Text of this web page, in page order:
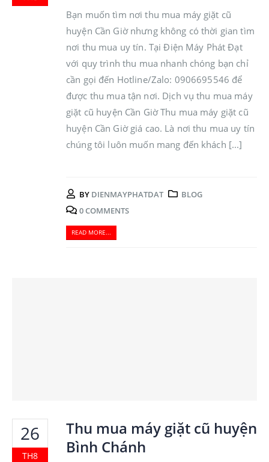
Bạn muốn tìm nơi thu mua máy giặt cũ
huyện Cần Giờ nhưng không có thời gian tìm
nơi thu mua uy tín. Tại Điện Máy Phát Đạt
với quy trình thu mua nhanh chóng bạn chỉ
cần gọi đến Hotline/Zalo: 0906695546 để
được thu mua tận nơi. Dịch vụ thu mua máy
giặt cũ huyện Cần Giờ Thu mua máy giặt cũ
huyện Cần Giờ giá cao. Là nơi thu mua uy tín
chúng tôi luôn muốn mang đến khách [...]
BY DIENMAYPHATDAT
BLOG
0 COMMENTS
READ MORE...
26
TH8
Thu mua máy giặt cũ huyện
Bình Chánh